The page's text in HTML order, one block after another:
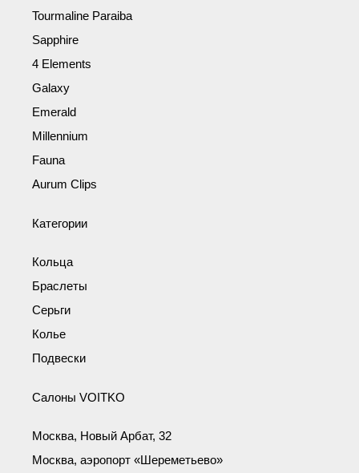
Tourmaline Paraiba
Sapphire
4 Elements
Galaxy
Emerald
Millennium
Fauna
Aurum Clips
Категории
Кольца
Браслеты
Серьги
Колье
Подвески
Салоны VOITKO
Москва, Новый Арбат, 32
Москва, аэропорт «Шереметьево»